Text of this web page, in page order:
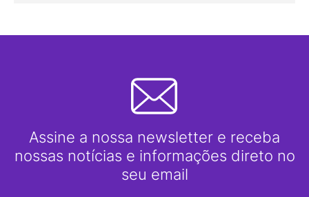
Assine a nossa newsletter e receba
nossas notícias e informações direto no
seu email